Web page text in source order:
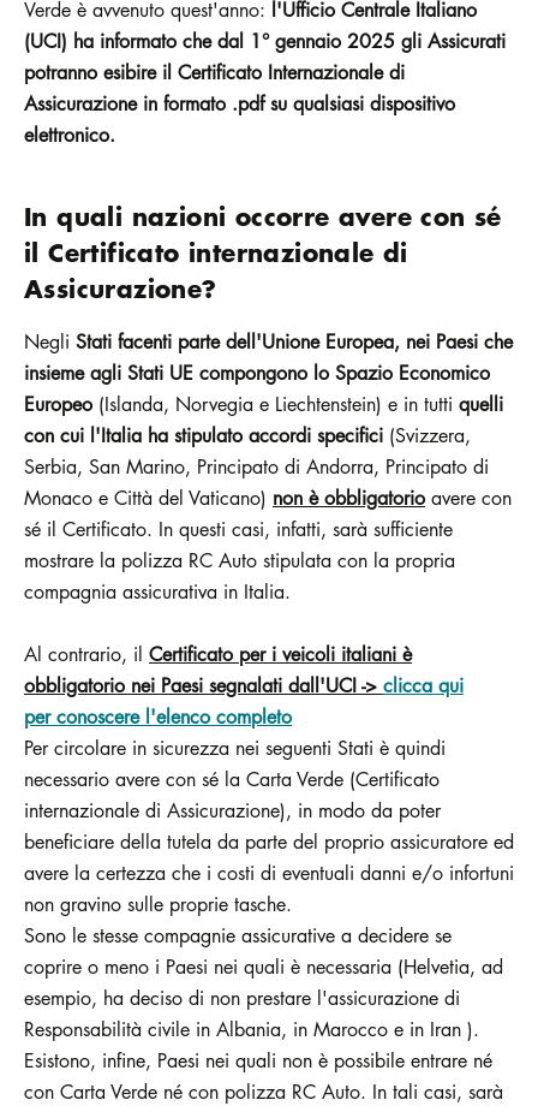
Verde è avvenuto quest'anno: l'Ufficio Centrale Italiano
(UCI) ha informato che dal 1° gennaio 2025 gli Assicurati
potranno esibire il Certificato Internazionale di
Assicurazione in formato .pdf su qualsiasi dispositivo
elettronico.
In quali nazioni occorre avere con sé
il Certificato internazionale di
Assicurazione?
Negli Stati facenti parte dell'Unione Europea, nei Paesi che
insieme agli Stati UE compongono lo Spazio Economico
Europeo (Islanda, Norvegia e Liechtenstein) e in tutti quelli
con cui l'Italia ha stipulato accordi specifici (Svizzera,
Serbia, San Marino, Principato di Andorra, Principato di
Monaco e Città del Vaticano) non è obbligatorio avere con
sé il Certificato. In questi casi, infatti, sarà sufficiente
mostrare la polizza RC Auto stipulata con la propria
compagnia assicurativa in Italia.
Al contrario, il Certificato per i veicoli italiani è
obbligatorio nei Paesi segnalati dall'UCI -> clicca qui
per conoscere l'elenco completo
Per circolare in sicurezza nei seguenti Stati è quindi
necessario avere con sé la Carta Verde (Certificato
internazionale di Assicurazione), in modo da poter
beneficiare della tutela da parte del proprio assicuratore ed
avere la certezza che i costi di eventuali danni e/o infortuni
non gravino sulle proprie tasche.
Sono le stesse compagnie assicurative a decidere se
coprire o meno i Paesi nei quali è necessaria (Helvetia, ad
esempio, ha deciso di non prestare l'assicurazione di
Responsabilità civile in Albania, in Marocco e in Iran ).
Esistono, infine, Paesi nei quali non è possibile entrare né
con Carta Verde né con polizza RC Auto. In tali casi, sarà